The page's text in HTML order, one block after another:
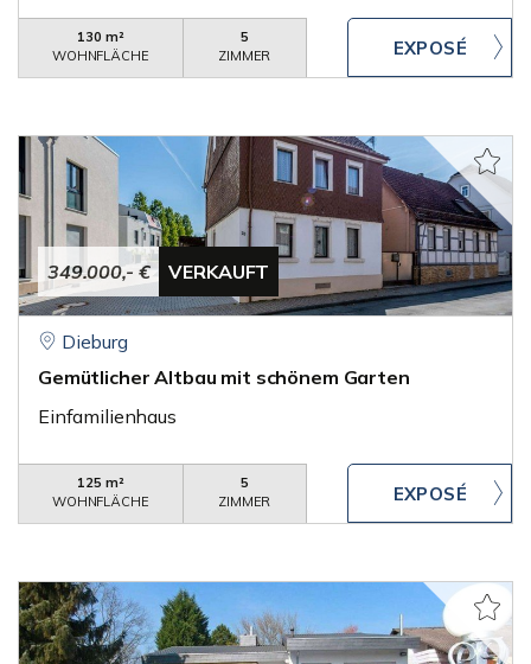
130 m²
WOHNFLÄCHE
5
ZIMMER
349.000,- € VERKAUFT
Dieburg
Gemütlicher Altbau mit schönem Garten
Einfamilienhaus
125 m²
WOHNFLÄCHE
5
ZIMMER